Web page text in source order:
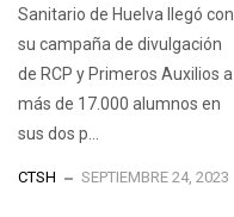
Sanitario de Huelva llegó con
su campaña de divulgación
de RCP y Primeros Auxilios a
más de 17.000 alumnos en
sus dos p...
CTSH SEPTIEMBRE 24, 2023